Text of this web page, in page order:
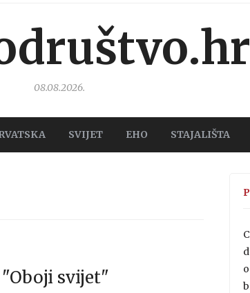
08.08.2026.
SVIJET EHO STAJALIŠTA
svijet"